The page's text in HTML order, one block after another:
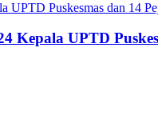
Kepala UPTD